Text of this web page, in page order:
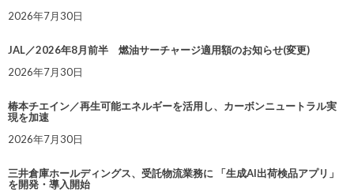
2026年7月30日
JAL／2026年8月前半 燃油サーチャージ適用額のお知らせ(変更)
2026年7月30日
椿本チエイン／再生可能エネルギーを活用し、カーボンニュートラル実
現を加速
2026年7月30日
三井倉庫ホールディングス、受託物流業務に 「生成AI出荷検品アプリ」
を開発・導入開始